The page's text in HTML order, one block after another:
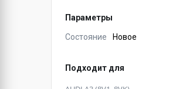
Параметры
Состояние Новое
Подходит для